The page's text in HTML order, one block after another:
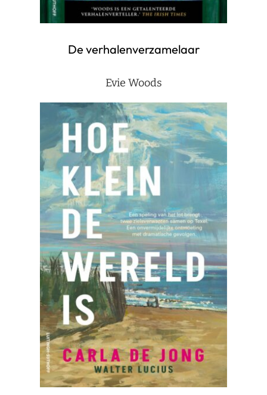
De verhalenverzamelaar
Evie Woods